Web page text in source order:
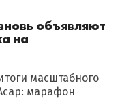
объявляют
на
масштабного
марафон